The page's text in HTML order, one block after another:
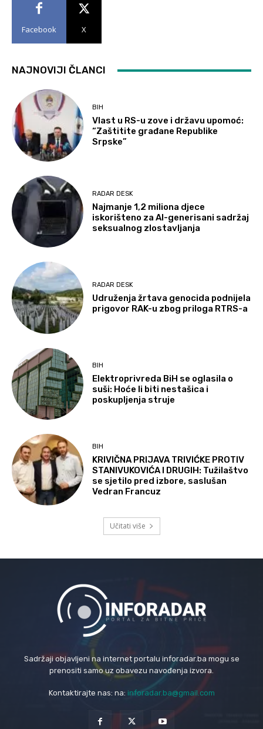
Facebook X
NAJNOVIJI ČLANCI
BIH
Vlast u RS-u zove i državu upomoć:
“Zaštitite građane Republike
Srpske”
RADAR DESK
Najmanje 1,2 miliona djece
iskorišteno za AI-generisani sadržaj
seksualnog zlostavljanja
RADAR DESK
Udruženja žrtava genocida podnijela
prigovor RAK-u zbog priloga RTRS-a
BIH
Elektroprivreda BiH se oglasila o
suši: Hoće li biti nestašica i
poskupljenja struje
BIH
KRIVIČNA PRIJAVA TRIVIĆKE PROTIV
STANIVUKOVIĆA I DRUGIH: Tužilaštvo
se sjetilo pred izbore, saslušan
Vedran Francuz
Učitati više
Sadržaji objavljeni na internet portalu inforadar.ba mogu se
prenositi samo uz obavezu navođenja izvora.
Kontaktirajte nas: na: inforadar.ba@gmail.com